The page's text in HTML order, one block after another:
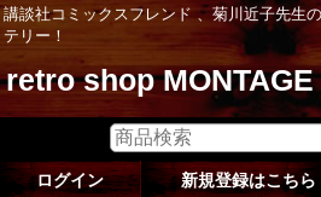
講談社コミックスフレンド 、菊川近子先生
テリー！
retro shop MONTAGE
ログイン 新規登録はこちら